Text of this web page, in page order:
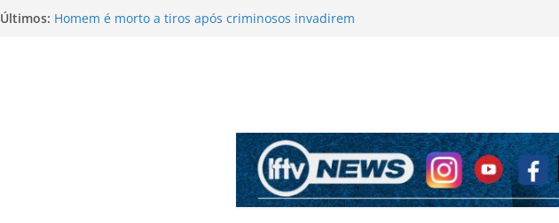
Últimos: Mensagem obtida pela PF cita “apoio total” de ACM Neto ao
banqueiro Daniel Vorcaro
impulsionaram vendas da turnê
Flávio Bolsonaro mantém indefinição sobre vice e diz que
conversas com partidos continuam